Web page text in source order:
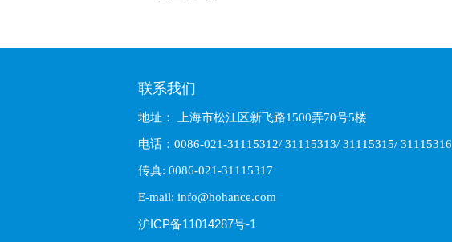
联系我们
地址： 上海市松江区新飞路1500弄70号5楼
电话：0086-021-31115312/ 31115313/ 31115315/ 31115316
传真: 0086-021-31115317
E-mail: info@hohance.com
沪ICP备11014287号-1